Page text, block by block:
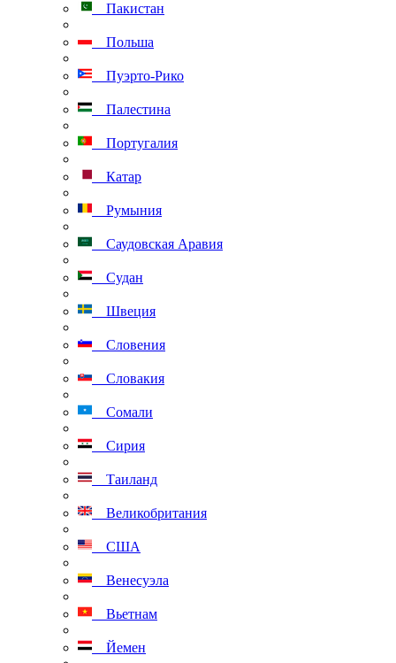
Пакистан
Польша
Пуэрто-Рико
Палестина
Португалия
Катар
Румыния
Саудовская Аравия
Судан
Швеция
Словения
Словакия
Сомали
Сирия
Таиланд
Великобритания
США
Венесуэла
Вьетнам
Йемен